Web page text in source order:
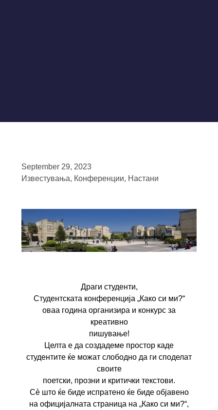
September 29, 2023
Известувања, Конференции, Настани
Драги студенти,
Студентската конференција „Како си ми?“
оваа година организира и конкурс за
креативно
пишување!
Целта е да создадеме простор каде
студентите ќе можат слободно да ги споделат
своите
поетски, прозни и критички текстови.
Сè што ќе биде испратено ќе биде објавено
на официјалната страница на „Како си ми?“,